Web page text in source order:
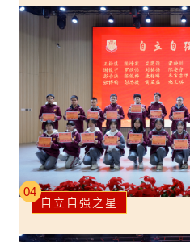
04
自立自强之星